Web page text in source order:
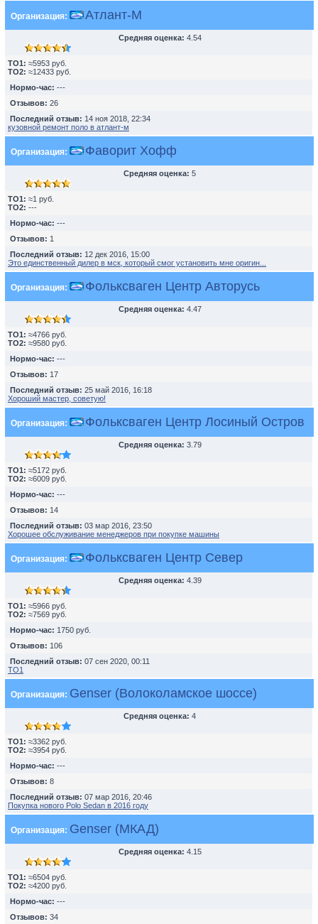
Организация: Атлант-М
Средняя оценка: 4.54
TO1: ≈5953 руб.
TO2: ≈12433 руб.
Нормо-час: ---
Отзывов: 26
Последний отзыв: 14 ноя 2018, 22:34
кузовной ремонт поло в атлант-м
Организация: Фаворит Хофф
Средняя оценка: 5
TO1: ≈1 руб.
TO2: ---
Нормо-час: ---
Отзывов: 1
Последний отзыв: 12 дек 2016, 15:00
Это единственный дилер в мск, который смог установить мне оригин...
Организация: Фольксваген Центр Авторусь
Средняя оценка: 4.47
TO1: ≈4766 руб.
TO2: ≈9580 руб.
Нормо-час: ---
Отзывов: 17
Последний отзыв: 25 май 2016, 16:18
Хороший мастер, советую!
Организация: Фольксваген Центр Лосиный Остров
Средняя оценка: 3.79
TO1: ≈5172 руб.
TO2: ≈6009 руб.
Нормо-час: ---
Отзывов: 14
Последний отзыв: 03 мар 2016, 23:50
Хорошее обслуживание менеджеров при покупке машины
Организация: Фольксваген Центр Север
Средняя оценка: 4.39
TO1: ≈5966 руб.
TO2: ≈7569 руб.
Нормо-час: 1750 руб.
Отзывов: 106
Последний отзыв: 07 сен 2020, 00:11
ТО1
Организация: Genser (Волоколамское шоссе)
Средняя оценка: 4
TO1: ≈3362 руб.
TO2: ≈3954 руб.
Нормо-час: ---
Отзывов: 8
Последний отзыв: 07 мар 2016, 20:46
Покупка нового Polo Sedan в 2016 году
Организация: Genser (МКАД)
Средняя оценка: 4.15
TO1: ≈6504 руб.
TO2: ≈4200 руб.
Нормо-час: ---
Отзывов: 34